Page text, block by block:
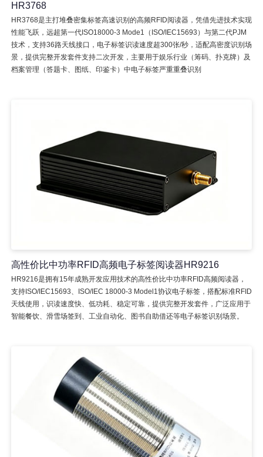
HR3768
HR3768是主打堆叠密集标签高速识别的高频RFID阅读器，凭借先进技术实现
性能飞跃，远超第一代ISO18000-3 Mode1（ISO/IEC15693）与第二代PJM
技术，支持36路天线接口，电子标签识读速度超300张/秒，适配高密度识别场
景，提供完整开发套件支持二次开发，主要用于娱乐行业（筹码、扑克牌）及
档案管理（答题卡、图纸、印鉴卡）中电子标签严重重叠识别
高性价比中功率RFID高频电子标签阅读器HR9216
HR9216是拥有15年成熟开发应用技术的高性价比中功率RFID高频阅读器，
支持ISO/IEC15693、ISO/IEC 18000-3 Model1协议电子标签，搭配标准RFID
天线使用，识读速度快、低功耗、稳定可靠，提供完整开发套件，广泛应用于
智能餐饮、滑雪场签到、工业自动化、图书自助借还等电子标签识别场景。